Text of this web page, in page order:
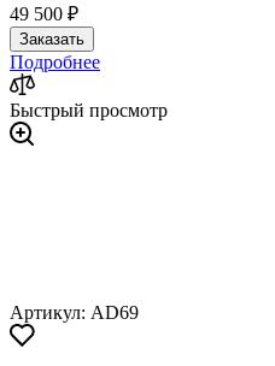
49 500 ₽
Заказать
Подробнее
Быстрый просмотр
Артикул: AD69